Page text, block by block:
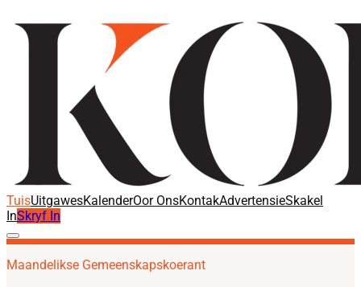
TuisUitgawesKalenderOor OnsKontakAdvertensieSkakel
InSkryf In
Maandelikse Gemeenskapskoerant